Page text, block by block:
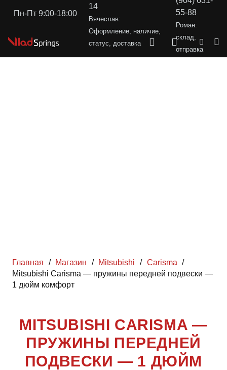
Пн-Пт 9:00-18:00
14
Вячеслав:
Оформление, наличие,
статус, доставка
55-88
Роман:
склад,
отправка
Главная / Магазин / Mitsubishi / Carisma /
Mitsubishi Carisma — пружины передней подвески —
1 дюйм комфорт
MITSUBISHI CARISMA —
ПРУЖИНЫ ПЕРЕДНЕЙ
ПОДВЕСКИ — 1 ДЮЙМ